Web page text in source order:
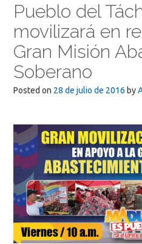
Pueblo del
movilizará en
Gran Misión
Soberano
Posted on 28 de julio de 2016 by